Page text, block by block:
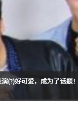
(?)好可爱，成为了话题！